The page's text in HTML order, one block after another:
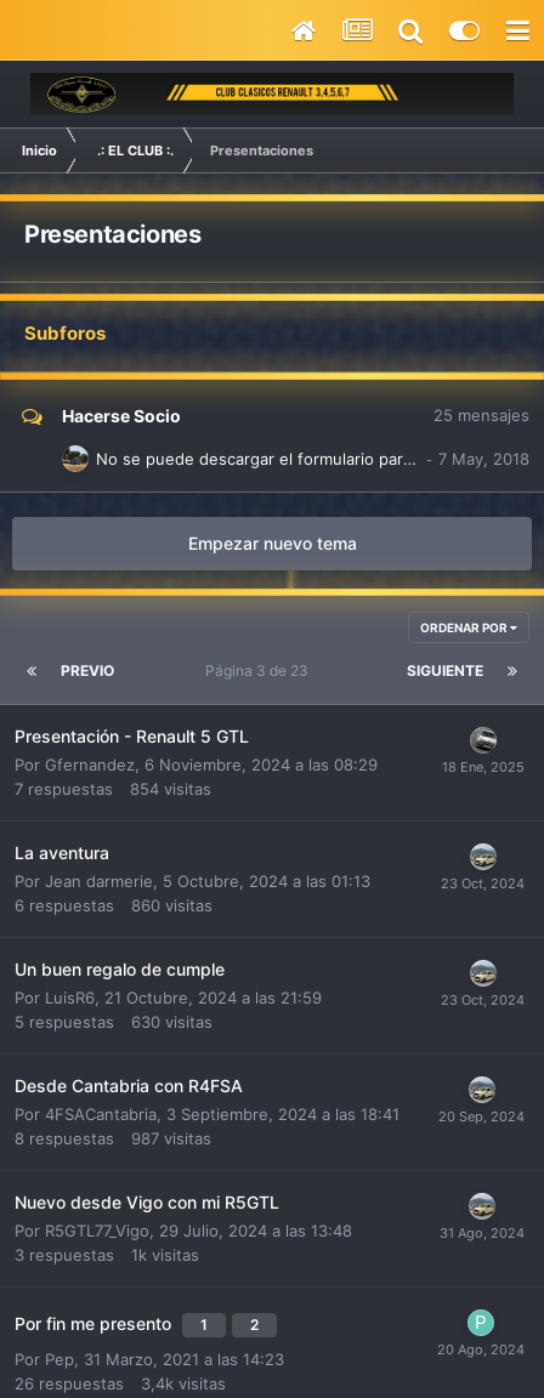
Inicio .: EL CLUB :. Presentaciones
Presentaciones
Subforos
Hacerse Socio 25 mensajes
No se puede descargar el formulario para hacerse socio
Empezar nuevo tema
ORDENAR POR
PREVIO SIGUIENTE
Página 3 de 23
Presentación - Renault 5 GTL
Por Gfernandez, 6 Noviembre, 2024 a las 08:29
7 respuestas 854 visitas
La aventura
Por Jean darmerie, 5 Octubre, 2024 a las 01:13
6 respuestas 860 visitas
Un buen regalo de cumple
Por LuisR6, 21 Octubre, 2024 a las 21:59
5 respuestas 630 visitas
Desde Cantabria con R4FSA
Por 4FSACantabria, 3 Septiembre, 2024 a las 18:41
8 respuestas 987 visitas
Nuevo desde Vigo con mi R5GTL
Por R5GTL77_Vigo, 29 Julio, 2024 a las 13:48
3 respuestas 1k visitas
Por fin me presento 1 2
Por Pep, 31 Marzo, 2021 a las 14:23
26 respuestas 3,4k visitas